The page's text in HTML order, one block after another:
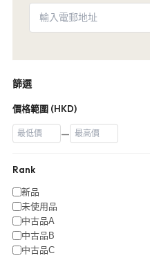
篩選
價格範圍 (HKD)
—
Rank
新品
未使用品
中古品A
中古品B
中古品C